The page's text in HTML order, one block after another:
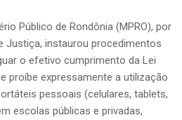
Público de Rondônia (MPRO), por
Justiça, instaurou procedimentos
o efetivo cumprimento da Lei
proíbe expressamente a utilização
pessoais (celulares, tablets,
escolas públicas e privadas,